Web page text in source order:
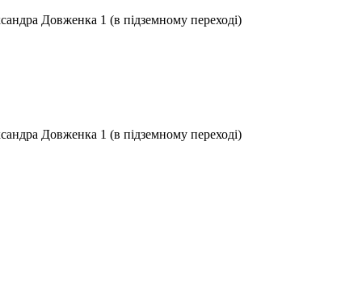
Довженка 1 (в підземному переході)
Довженка 1 (в підземному переході)